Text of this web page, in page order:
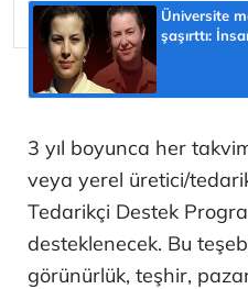
Üniversite
şaşırttı:
3 yıl boyunca her
veya yerel üretici/
Tedarikçi Destek
desteklenecek. Bu
görünürlük, teşhir,